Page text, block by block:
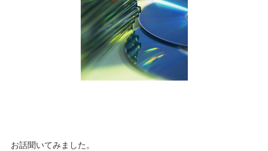
お話聞いてみました。